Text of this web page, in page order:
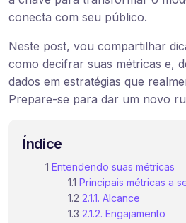
conecta com seu público.
Neste post, vou compartilhar
como decifrar suas métricas e,
dados em estratégias que
Prepare-se para dar um novo
Índice
Entendendo suas métricas
Principais métricas a
2.1.1. Alcance
2.1.2. Engajamento